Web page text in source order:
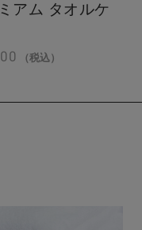
アム タオルケ
（税込）